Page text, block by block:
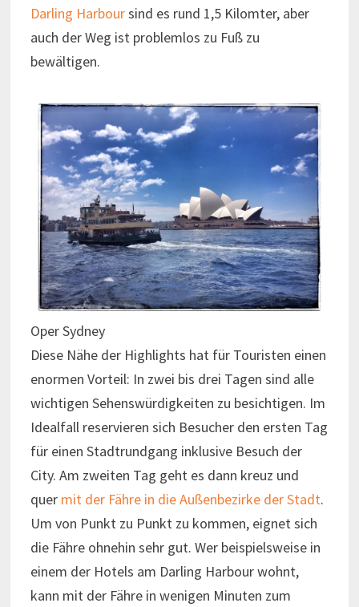
Darling Harboursind es rund 1,5 Kilomter, aber
auch der Weg ist problemlos zu Fuß zu
bewältigen.
Oper Sydney
Diese Nähe der Highlights hat für Touristen einen
enormen Vorteil: In zwei bis drei Tagen sind alle
wichtigen Sehenswürdigkeiten zu besichtigen. Im
Idealfall reservieren sich Besucher den ersten Tag
für einen Stadtrundgang inklusive Besuch der
City. Am zweiten Tag geht es dann kreuz und
quer mit der Fähre in die Außenbezirke der Stadt.
Um von Punkt zu Punkt zu kommen, eignet sich
die Fähre ohnehin sehr gut. Wer beispielsweise in
einem der Hotels am Darling Harbour wohnt,
kann mit der Fähre in wenigen Minuten zum